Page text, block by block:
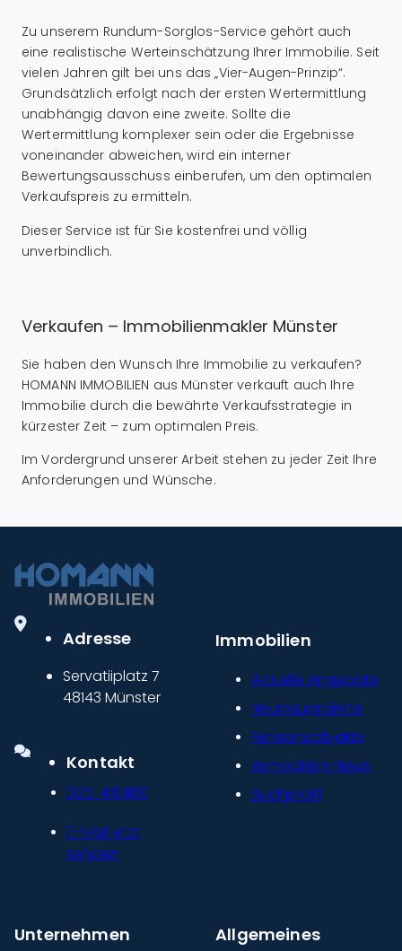
Zu unserem Rundum-Sorglos-Service gehört auch
eine realistische Werteinschätzung Ihrer Immobilie. Seit
vielen Jahren gilt bei uns das „Vier-Augen-Prinzip“.
Grundsätzlich erfolgt nach der ersten Wertermittlung
unabhängig davon eine zweite. Sollte die
Wertermittlung komplexer sein oder die Ergebnisse
voneinander abweichen, wird ein interner
Bewertungsausschuss einberufen, um den optimalen
Verkaufspreis zu ermitteln.
Dieser Service ist für Sie kostenfrei und völlig
unverbindlich.
Verkaufen – Immobilienmakler Münster
Sie haben den Wunsch Ihre Immobilie zu verkaufen?
HOMANN IMMOBILIEN aus Münster verkauft auch Ihre
Immobilie durch die bewährte Verkaufsstrategie in
kürzester Zeit – zum optimalen Preis.
Im Vordergrund unserer Arbeit stehen zu jeder Zeit Ihre
Anforderungen und Wünsche.
Adresse
Servatiiplatz 7
48143 Münster
Kontakt
0251 418480
E-Mail jetzt
senden
Immobilien
Aktuelle Angebote
Neubauprojekte
Referenzobjekte
Immobilien-News
Suchprofil
Unternehmen Allgemeines